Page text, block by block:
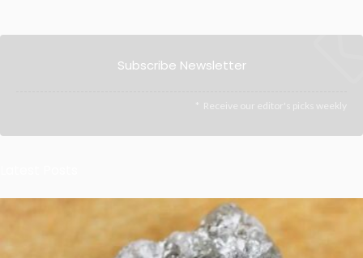
Subscribe Newsletter
Receive our editor's picks weekly